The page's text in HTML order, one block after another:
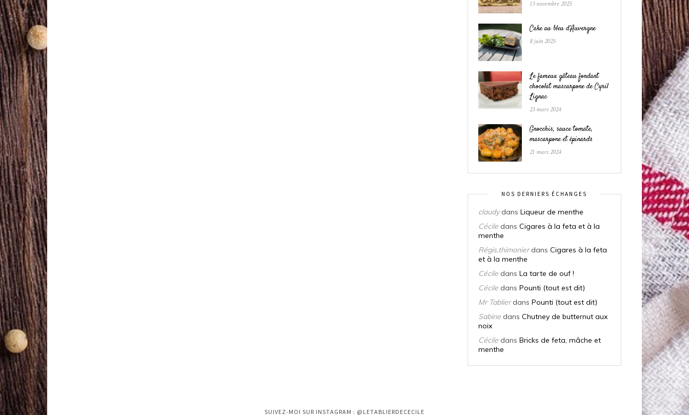
13 novembre 2025
Cake au bleu d’Auvergne
8 juin 2025
Le fameux gâteau fondant
chocolat mascarpone de Cyril
Lignac
23 mars 2024
Gnocchis, sauce tomate,
mascarpone et épinards
21 mars 2024
NOS DERNIERS ÉCHANGES
claudydans Liqueur de menthe
Cécile dans Cigares à la feta et à la
menthe
Régis.thimonierdans Cigares à la feta
et à la menthe
Cécile dans La tarte de ouf !
Cécile dans Pounti (tout est dit)
Mr Tablierdans Pounti (tout est dit)
Sabine dans Chutney de butternut aux
noix
Cécile dans Bricks de feta, mâche et
menthe
SUIVEZ-MOI SUR INSTAGRAM : @LETABLIERDECECILE
Instagram n'a pas retourné le status 200.